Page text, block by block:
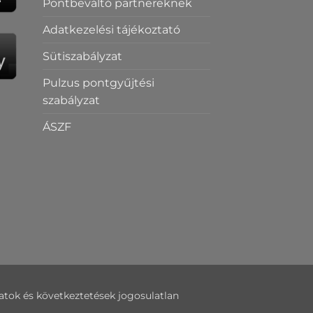
Pontbeváltó partnereknek
Adatkezelési tájékoztató
Sütiszabályzat
Pulzus pontgyűjtési
szabályzat
ÁSZF
és következtetések jogosulatlan